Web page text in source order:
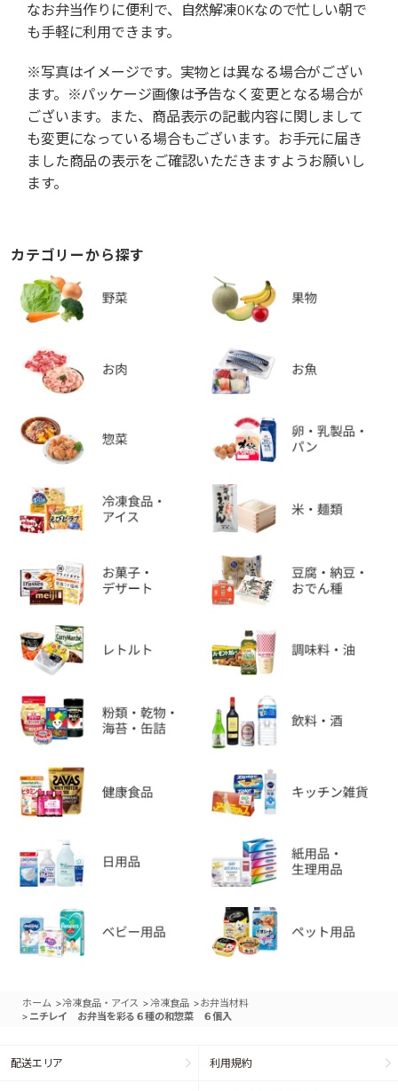
なお弁当作りに便利で、自然解凍OKなので忙しい朝で
も手軽に利用できます。
※写真はイメージです。実物とは異なる場合がござい
ます。※パッケージ画像は予告なく変更となる場合が
ございます。また、商品表示の記載内容に関しまして
も変更になっている場合もございます。お手元に届き
ました商品の表示をご確認いただきますようお願いし
ます。
カテゴリーから探す
ホーム >冷凍食品・アイス > 冷凍食品 >お弁当材料
> ニチレイ お弁当を彩る６種の和惣菜 ６個入
配送エリア 利用規約